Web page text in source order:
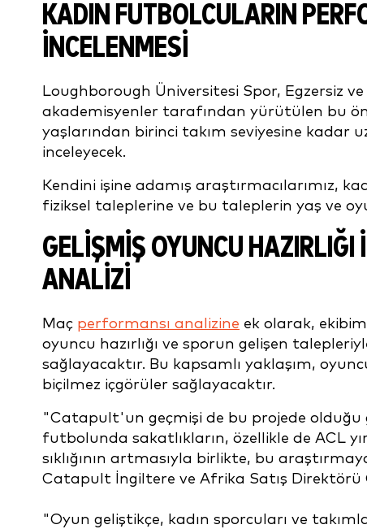
KADIN FUTBOLCULARIN
İNCELENMESI
Loughborough Üniversitesi Spor, Egzersiz
akademisyenler tarafından yürütülen bu
yaşlarından birinci takım seviyesine kadar
inceleyecek.
Kendini işine adamış araştırmacılarımız,
fiziksel taleplerine ve bu taleplerin yaş ve
GELIŞMIŞ OYUNCU
ANALIZI
Maç performansı analizine ek olarak,
oyuncu hazırlığı ve sporun gelişen
sağlayacaktır. Bu kapsamlı yaklaşım,
biçilmez içgörüler sağlayacaktır.
"Catapult'un geçmişi de bu projede olduğu
futbolunda sakatlıkların, özellikle de ACL
sıklığının artmasıyla birlikte, bu
Catapult İngiltere ve Afrika Satış Direktörü
"Oyun geliştikçe, kadın sporcuları ve